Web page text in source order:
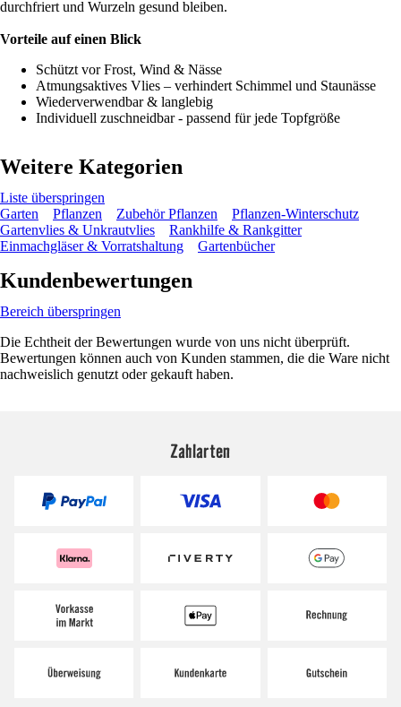
durchfriert und Wurzeln gesund bleiben.
Vorteile auf einen Blick
Schützt vor Frost, Wind & Nässe
Atmungsaktives Vlies – verhindert Schimmel und Staunässe
Wiederverwendbar & langlebig
Individuell zuschneidbar - passend für jede Topfgröße
Weitere Kategorien
Liste überspringen
Garten
Pflanzen Zubehör Pflanzen
Pflanzen-Winterschutz
Gartenvlies & Unkrautvlies
Rankhilfe & Rankgitter
Einmachgläser & Vorratshaltung
Gartenbücher
Kundenbewertungen
Bereich überspringen
Die Echtheit der Bewertungen wurde von uns nicht überprüft.
Bewertungen können auch von Kunden stammen, die die Ware nicht
nachweislich genutzt oder gekauft haben.
Zahlarten